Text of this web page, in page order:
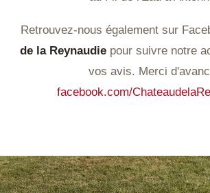
Retrouvez-nous également sur
de la Reynaudiepour suivre notre
vos avis. Merci
facebook.com/